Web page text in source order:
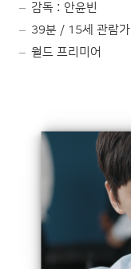
감독 : 안윤빈
39분 / 15세 관람가
월드 프리미어